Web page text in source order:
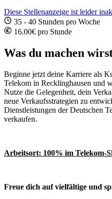
Diese Stellenanzeige ist leider
35 - 40 Stunden pro Woche
16.00€ pro Stunde
Was du machen
Beginne jetzt deine Karriere als
Telekom in Recklinghausen und
Nutze die Gelegenheit, dein
neue Verkaufsstrategien zu
Dienstleistungen der Deutschen
verkaufen.
Arbeitsort: 100% im Telekom-
Freue dich auf vielfältige und